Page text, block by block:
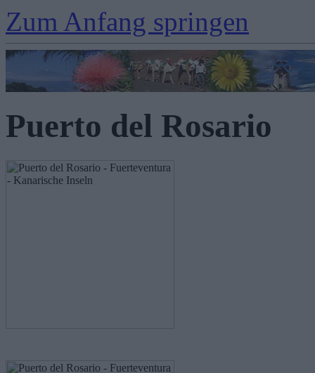
Zum Anfang springen
Puerto del Rosario